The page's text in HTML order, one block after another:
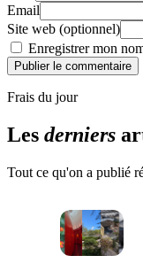
Email
Site web (optionnel)
Enregistrer mon
Publier le commentaire
Frais du jour
Les derniers
Tout ce qu'on a publié